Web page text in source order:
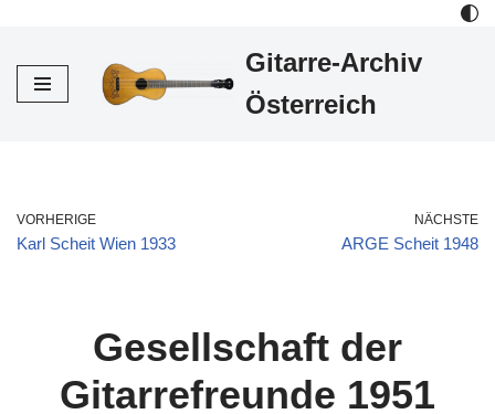
Inhalt
Gitarre-Archiv
Österreich
VORHERIGE
Karl Scheit Wien 1933
NÄCHSTE
ARGE Scheit 1948
Gesellschaft der
Gitarrefreunde 1951